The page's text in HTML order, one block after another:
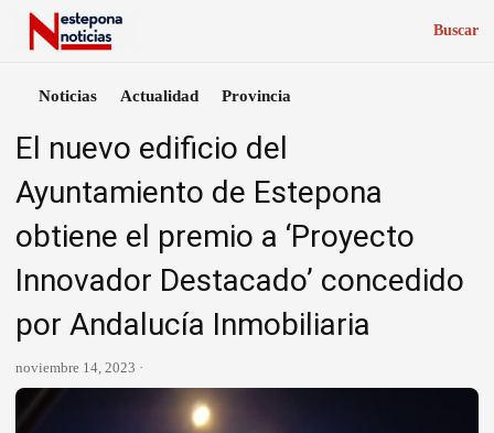
Buscar
Noticias Actualidad Provincia
El nuevo edificio del
Ayuntamiento de Estepona
obtiene el premio a ‘Proyecto
Innovador Destacado’ concedido
por Andalucía Inmobiliaria
noviembre 14, 2023 ·